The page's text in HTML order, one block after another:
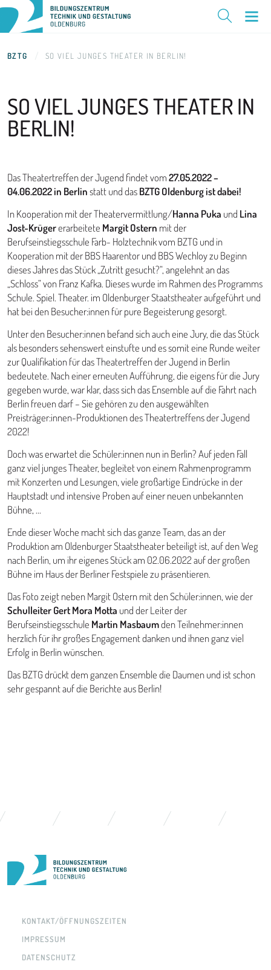
BZTG SO VIEL JUNGES THEATER IN BERLIN!
SO VIEL JUNGESTHEATER IN
BERLIN!
Das Theatertreffen der Jugend findet vom27.05.2022 –
04.06.2022 in Berlinstatt und dasBZTG Oldenburg ist dabei!
In Kooperation mit der Theatervermittlung/Hanna Puka und Lina
Jost-Krügererarbeitete Margit Ostern mit der
Berufseinstiegsschule Farb- Holztechnik vom BZTG und in
Kooperation mit der BBS Haarentor und BBS Wechloy zu Beginn
dieses Jahres das Stück „Zutritt gesucht?“, angelehnt an das
„Schloss“ von Franz Kafka. Dieses wurde im Rahmen des Programms
Schule. Spiel. Theater. im Oldenburger Staatstheater aufgeführt und
hat bei den Besucher:innen für pure Begeisterung gesorgt.
Unter den Besucher:innen befand sich auch eine Jury, die das Stück
als besonders sehenswert einstufte und es somit eine Runde weiter
zur Qualifikation für das Theatertreffen der Jugend in Berlin
bedeutete. Nach einer erneuten Aufführung, die eigens für die Jury
gegeben wurde, war klar, dass sich das Ensemble auf die Fahrt nach
Berlin freuen darf – Sie gehören zu den ausgewählten
Preisträger:innen-Produktionen des Theatertreffens der Jugend
2022!
Doch was erwartet die Schüler:innen nun in Berlin? Auf jeden Fall
ganz viel junges Theater, begleitet von einem Rahmenprogramm
mit Konzerten und Lesungen, viele großartige Eindrücke in der
Hauptstadt und intensive Proben auf einer neuen unbekannten
Bühne, …
Ende dieser Woche macht sich das ganze Team, das an der
Produktion am Oldenburger Staatstheater beteiligt ist, auf den Weg
nach Berlin, um ihr eigenes Stück am 02.06.2022 auf der großen
Bühne im Haus der Berliner Festspiele zu präsentieren.
Das Foto zeigt neben Margit Ostern mit den Schüler:innen, wie der
Schulleiter Gert Mora Motta und der Leiter der
Berufseinstiegsschule Martin Masbaumden Teilnehmer:innen
herzlich für ihr großes Engagement danken und ihnen ganz viel
Erfolg in Berlin wünschen.
Das BZTG drückt dem ganzen Ensemble die Daumen und ist schon
sehr gespannt auf die Berichte aus Berlin!
KONTAKT/ÖFFNUNGSZEITEN
IMPRESSUM
DATENSCHUTZ